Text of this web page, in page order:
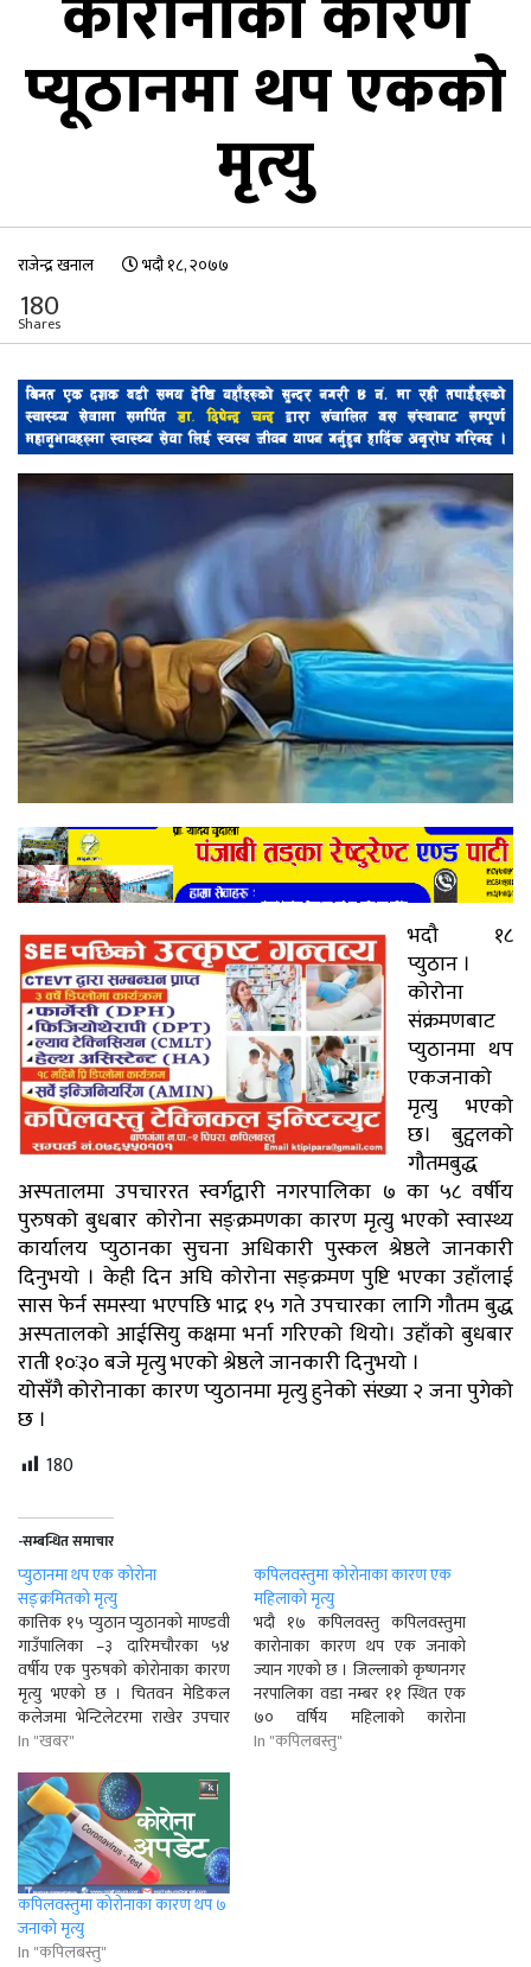
प्यूठानमा थप एकको
मृत्यु
राजेन्द्र खनाल भदौ १८, २०७७
180
Shares
भदौ १८
प्युठान ।
कोरोना
संक्रमणबाट
प्युठानमा थप
एकजनाको
मृत्यु भएको
छ। बुट्वलको
गौतमबुद्ध
अस्पतालमा उपचाररत स्वर्गद्वारी नगरपालिका ७ का ५८ वर्षीय
पुरुषको बुधबार कोरोना सङ्क्रमणका कारण मृत्यु भएको स्वास्थ्य
कार्यालय प्युठानका सुचना अधिकारी पुस्कल श्रेष्ठले जानकारी
दिनुभयो । केही दिन अघि कोरोना सङ्क्रमण पुष्टि भएका उहाँलाई
सास फेर्न समस्या भएपछि भाद्र १५ गते उपचारका लागि गौतम बुद्ध
अस्पतालको आईसियु कक्षमा भर्ना गरिएको थियो। उहाँको बुधबार
राती १०ः३० बजे मृत्यु भएको श्रेष्ठले जानकारी दिनुभयो ।
योसँगै कोरोनाका कारण प्युठानमा मृत्यु हुनेको संख्या २ जना पुगेको
छ ।
180
-सम्बन्धित समाचार
प्युठानमा थप एक कोरोना
सङ्क्रमितको मृत्यु
कात्तिक १५ प्युठान प्युठानको माण्डवी
गाउँपालिका –३ दारिमचौरका ५४
वर्षीय एक पुरुषको कोरोनाका कारण
मृत्यु भएको छ । चितवन मेडिकल
कलेजमा भेन्टिलेटरमा राखेर उपचार
गर्ने क्रममा गएराति ११ बजे उनको मृत्यु
शाखा प्रमुख धुर्वकुमार पोखरेलले
जानकारी दिए । निमोनिया रोगबाट
ग्रसित उनको वुटवलमा उपचार
नभएपछि थप…
In "खबर"
कपिलवस्तुमा कोरोनाका कारण एक
महिलाको मृत्यु
भदौ १७ कपिलवस्तु कपिलवस्तुमा
कारोनाका कारण थप एक जनाको
ज्यान गएको छ । जिल्लाको कृष्णनगर
नरपालिका वडा नम्बर ११ स्थित एक
७० वर्षिय महिलाको कारोना
संक्रमणबाट मृत्यु भएको स्वास्थ्य
In "कपिलबस्तु"
कपिलवस्तुमा कोरोनाका कारण थप ७
जनाको मृत्यु
In "कपिलबस्तु"